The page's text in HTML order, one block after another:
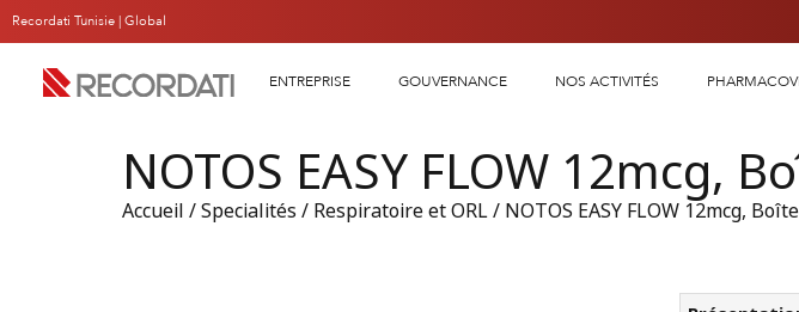
Recordati Tunisie | Global
ENTREPRISE GOUVERNANCE NOS ACTIVITÉS
NOTOS EASY FLOW 12mcg,
Accueil /Specialités / Respiratoire et ORL/ NOTOS EASY FLOW 12mcg,